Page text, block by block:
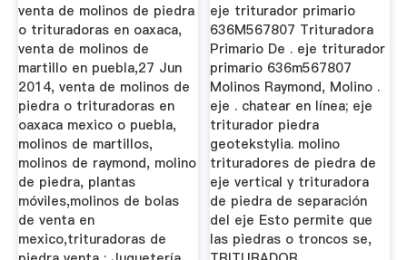
venta de molinos de piedra
o trituradoras en oaxaca,
venta de molinos de
martillo en puebla,27 Jun
2014, venta de molinos de
piedra o trituradoras en
oaxaca mexico o puebla,
molinos de martillos,
molinos de raymond, molino
de piedra, plantas
móviles,molinos de bolas
de venta en
mexico,trituradoras de
eje triturador primario
636M567807 Trituradora
Primario De . eje triturador
primario 636m567807
Molinos Raymond, Molino .
eje . chatear en línea; eje
triturador piedra
geotekstylia. molino
trituradores de piedra de
eje vertical y trituradora
de piedra de separación
del eje Esto permite que
las piedras o troncos se,